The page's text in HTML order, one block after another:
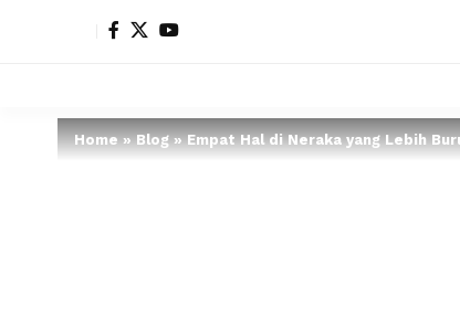
Home»Blog»Empat Hal di Neraka yang Lebih